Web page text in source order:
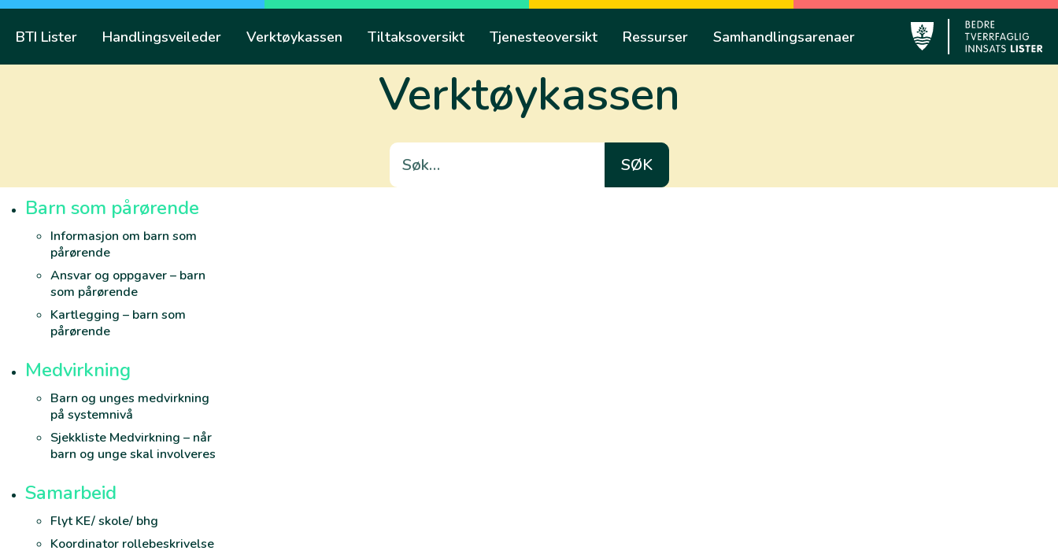
Skip
content
BTI Lister Handlingsveileder Verktøykassen Tiltaksoversikt Tjenesteoversikt Ressurser Samhandlingsarenaer
Lyngdal
Verktøykassen
Søk
etter:
Barn som pårørende
Informasjon om barn som
pårørende
Ansvar og oppgaver – barn
som pårørende
Kartlegging – barn som
pårørende
Medvirkning
Barn og unges medvirkning
på systemnivå
Sjekkliste Medvirkning – når
barn og unge skal involveres
Samarbeid
Flyt KE/ skole/ bhg
Koordinator rollebeskrivelse